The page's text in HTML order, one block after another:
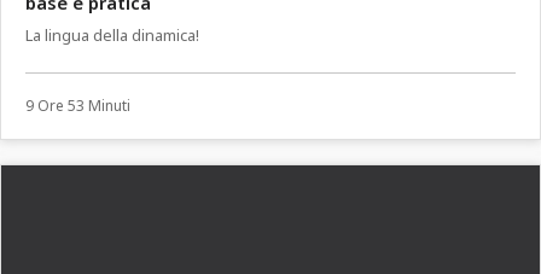
La lingua della dinamica!
9 Ore 53 Minuti